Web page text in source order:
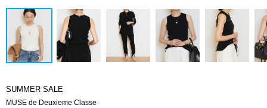
SUMMER SALE
MUSE de Deuxieme Classe